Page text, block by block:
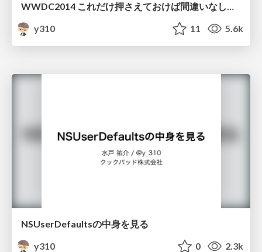
WWDC2014 これだけ押さえておけば間違いなし！ おすすめセッションTOP10
y310
11 5.6k
NSUserDefaultsの中身を見る
y310
0 2.3k